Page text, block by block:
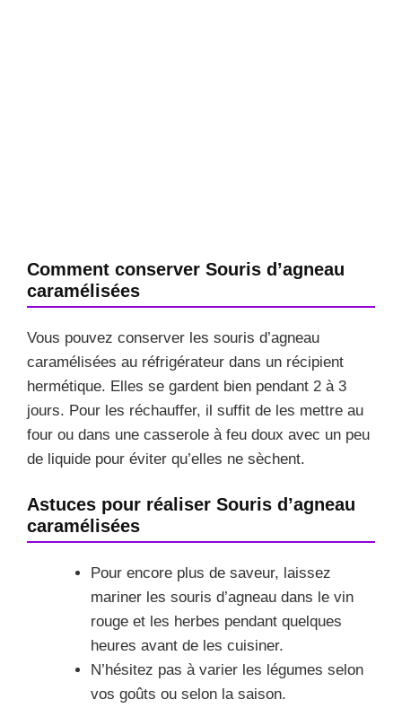
Comment conserver Souris d’agneau
caramélisées
Vous pouvez conserver les souris d’agneau
caramélisées au réfrigérateur dans un récipient
hermétique. Elles se gardent bien pendant 2 à 3
jours. Pour les réchauffer, il suffit de les mettre au
four ou dans une casserole à feu doux avec un peu
de liquide pour éviter qu’elles ne sèchent.
Astuces pour réaliser Souris d’agneau
caramélisées
Pour encore plus de saveur, laissez
mariner les souris d’agneau dans le vin
rouge et les herbes pendant quelques
heures avant de les cuisiner.
N’hésitez pas à varier les légumes selon
vos goûts ou selon la saison.